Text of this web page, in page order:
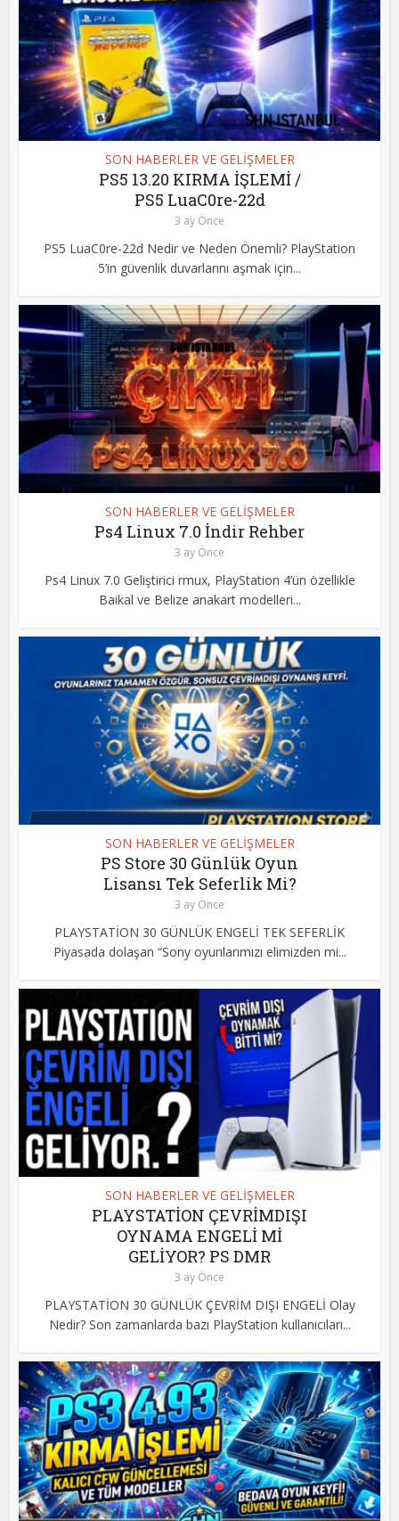
SON HABERLER VE GELİŞMELER
PS5 13.20 KIRMA İŞLEMİ /
PS5 LuaC0re-22d
3 ay Önce
PS5 LuaC0re-22d Nedir ve Neden Önemli? PlayStation
5’in güvenlik duvarlarını aşmak için...
SON HABERLER VE GELİŞMELER
Ps4 Linux 7.0 İndir Rehber
3 ay Önce
Ps4 Linux 7.0 Geliştirici rmux, PlayStation 4’ün özellikle
Baikal ve Belize anakart modelleri...
SON HABERLER VE GELİŞMELER
PS Store 30 Günlük Oyun
Lisansı Tek Seferlik Mi?
3 ay Önce
PLAYSTATİON 30 GÜNLÜK ENGELİ TEK SEFERLİK
Piyasada dolaşan “Sony oyunlarımızı elimizden mi...
SON HABERLER VE GELİŞMELER
PLAYSTATİON ÇEVRİMDIŞI
OYNAMA ENGELİ Mİ
GELİYOR? PS DMR
3 ay Önce
PLAYSTATİON 30 GÜNLÜK ÇEVRİM DIŞI ENGELİ Olay
Nedir? Son zamanlarda bazı PlayStation kullanıcıları...